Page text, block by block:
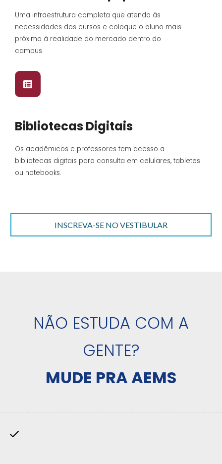
Uma infraestrutura completa que atenda às
necessidades dos cursos e coloque o aluno mais
próximo à realidade do mercado dentro do
campus.
Bibliotecas Digitais
Os acadêmicos e professores tem acesso a
bibliotecas digitais para consulta em celulares, tabletes
ou notebooks.
INSCREVA-SE NO VESTIBULAR
NÃO ESTUDA COM A
GENTE?
MUDE PRA AEMS